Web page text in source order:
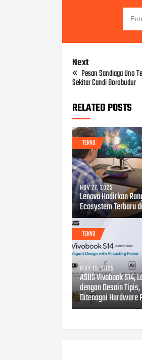
Next
Pesan Sandiaga Uno
Sekitar Candi Borobudur
RELATED POSTS
TEKNO
NOV 27, 2025
Lenovo Hadirkan
Ecosystem Terbaru
TEKNO
MAY 15, 2025
ASUS Vivobook S14,
dengan Desain
Ditenagai Hardware